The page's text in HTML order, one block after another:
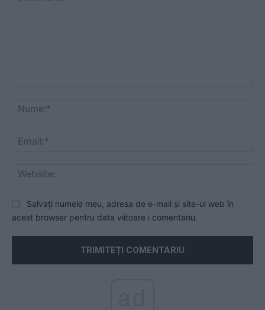
Salvați numele meu, adresa de e-mail și site-ul web în
acest browser pentru data viitoare i comentariu.